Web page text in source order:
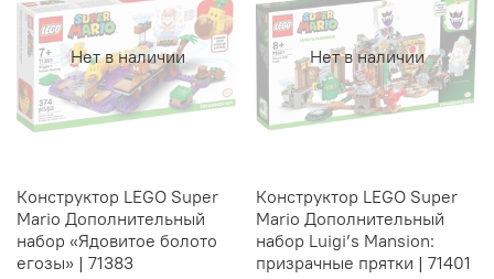
Нет в наличии
Конструктор LEGO Super
Mario Дополнительный
набор «Ядовитое болото
егозы» | 71383
Нет в наличии
Конструктор LEGO Super
Mario Дополнительный
набор Luigi’s Mansion:
призрачные прятки | 71401